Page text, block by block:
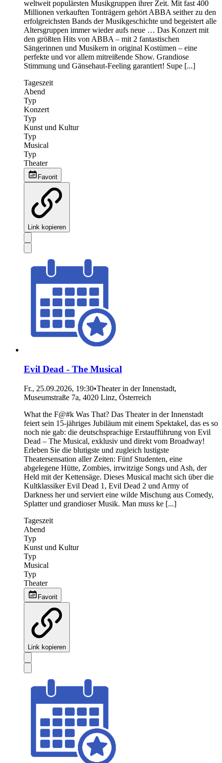
weltweit populärsten Musikgruppen ihrer Zeit. Mit fast 400
Millionen verkauften Tonträgern gehört ABBA seither zu den
erfolgreichsten Bands der Musikgeschichte und begeistert alle
Altersgruppen immer wieder aufs neue … Das Konzert mit
den größten Hits von ABBA – mit 2 fantastischen
Sängerinnen und Musikern in original Kostümen – eine
perfekte und vor allem mitreißende Show. Grandiose
Stimmung und Gänsehaut-Feeling garantiert! Supe [...]
Tageszeit
Abend
Typ
Konzert
Typ
Kunst und Kultur
Typ
Musical
Typ
Theater
Favorit
Link kopieren
Evil Dead - The Musical
Fr., 25.09.2026, 19:30•Theater in der Innenstadt,
Museumstraße 7a, 4020 Linz, Österreich
What the F@#k Was That? Das Theater in der Innenstadt
feiert sein 15-jähriges Jubiläum mit einem Spektakel, das es so
noch nie gab: die deutschsprachige Erstaufführung von Evil
Dead – The Musical, exklusiv und direkt vom Broadway!
Erleben Sie die blutigste und zugleich lustigste
Theatersensation aller Zeiten: Fünf Studenten, eine
abgelegene Hütte, Zombies, irrwitzige Songs und Ash, der
Held mit der Kettensäge. Dieses Musical macht sich über die
Kultklassiker Evil Dead 1, Evil Dead 2 und Army of
Darkness her und serviert eine wilde Mischung aus Comedy,
Splatter und grandioser Musik. Man muss ke [...]
Tageszeit
Abend
Typ
Kunst und Kultur
Typ
Musical
Typ
Theater
Favorit
Link kopieren